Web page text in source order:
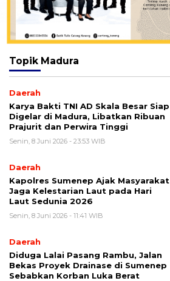
Topik Madura
Daerah
Karya Bakti TNI AD Skala Besar Siap
Digelar di Madura, Libatkan Ribuan
Prajurit dan Perwira Tinggi
Senin, 8 Juni 2026 - 23:53 WIB
Daerah
Kapolres Sumenep Ajak Masyarakat
Jaga Kelestarian Laut pada Hari
Laut Sedunia 2026
Senin, 8 Juni 2026 - 11:41 WIB
Daerah
Diduga Lalai Pasang Rambu, Jalan
Bekas Proyek Drainase di Sumenep
Sebabkan Korban Luka Berat